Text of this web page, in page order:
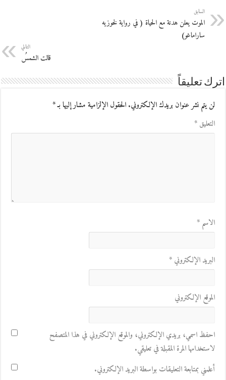
السابق
الموت يعلن هدنة مع الحياة ( في رواية لخوزيه
ساراماغو)
التالي
قالت الشمسُ
اترك تعليقاً
لن يتم نشر عنوان بريدك الإلكتروني.الحقول الإلزامية مشار إليها بـ*
التعليق*
الاسم*
البريد الإلكتروني*
الموقع الإلكتروني
احفظ اسمي، بريدي الإلكتروني، والموقع الإلكتروني في هذا المتصفح
لاستخدامها المرة المقبلة في تعليقي.
أعلمني بمتابعة التعليقات بواسطة البريد الإلكتروني.